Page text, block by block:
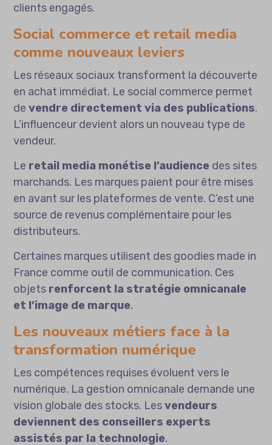
clients engagés.
Social commerce et retail media
comme nouveaux leviers
Les réseaux sociaux transforment la découverte
en achat immédiat. Le social commerce permet
devendre directement via des publications.
L’influenceur devient alors un nouveau type de
vendeur.
Le retail media monétise l’audience des sites
marchands. Les marques paient pour être mises
en avant sur les plateformes de vente. C’est une
source de revenus complémentaire pour les
distributeurs.
Certaines marques utilisent des goodies made in
France comme outil de communication. Ces
objets renforcent la stratégie omnicanale
et l’image de marque.
Les nouveaux métiers face à la
transformation numérique
Les compétences requises évoluent vers le
numérique. La gestion omnicanale demande une
vision globale des stocks. Lesvendeurs
deviennent des conseillers experts
assistés par la technologie.